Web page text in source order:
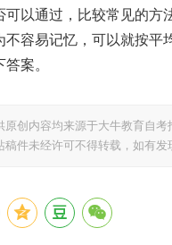
可以通过，比较常见的方
不容易记忆，可以就按
案。
原创内容均来源于大牛教育自
稿件未经许可不得转载，如有发